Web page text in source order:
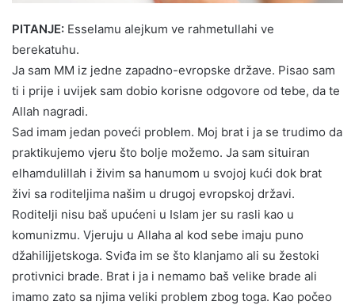
PITANJE: Esselamu alejkum ve rahmetullahi ve
berekatuhu.
Ja sam MM iz jedne zapadno-evropske države. Pisao sam
ti i prije i uvijek sam dobio korisne odgovore od tebe, da te
Allah nagradi.
Sad imam jedan poveći problem. Moj brat i ja se trudimo da
praktikujemo vjeru što bolje možemo. Ja sam situiran
elhamdulillah i živim sa hanumom u svojoj kući dok brat
živi sa roditeljima našim u drugoj evropskoj državi.
Roditelji nisu baš upućeni u Islam jer su rasli kao u
komunizmu. Vjeruju u Allaha al kod sebe imaju puno
džahilijjetskoga. Sviđa im se što klanjamo ali su žestoki
protivnici brade. Brat i ja i nemamo baš velike brade ali
imamo zato sa njima veliki problem zbog toga. Kao počeo